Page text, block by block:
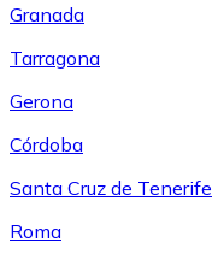
Granada
Tarragona
Gerona
Córdoba
Santa Cruz de Tenerife
Roma